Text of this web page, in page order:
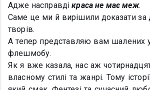
Адже насправдікраса не має меж.
Саме це ми й вирішили доказати за
творів.
А тепер представляю вам шалених
флешмобу.
Як я вже казала, нас аж
власному стилі та жанрі. Тому